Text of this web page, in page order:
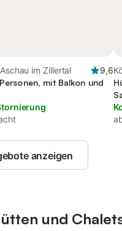
im Zillertal
9,6
mit Balkon und
anzeigen
und